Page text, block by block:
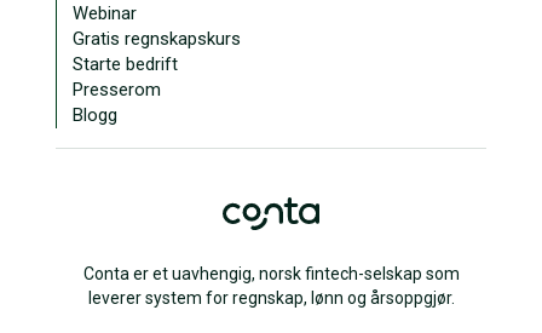
Conta er et uavhengig, norsk fintech-selskap som
leverer system for regnskap, lønn og årsoppgjør.
Webinar
Gratis regnskapskurs
Starte bedrift
Presserom
Blogg